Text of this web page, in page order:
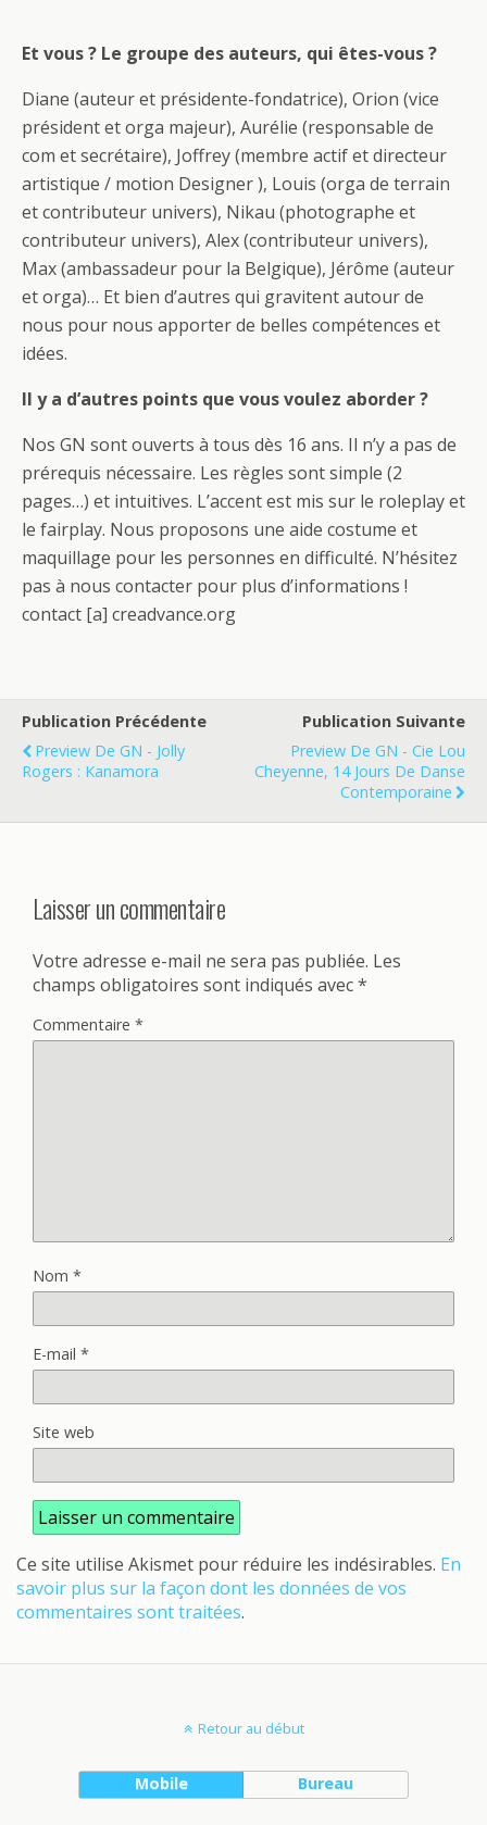
Et vous ? Le groupe des auteurs, qui êtes-vous ?
Diane (auteur et présidente-fondatrice), Orion (vice
président et orga majeur), Aurélie (responsable de
com et secrétaire), Joffrey (membre actif et directeur
artistique / motion Designer ), Louis (orga de terrain
et contributeur univers), Nikau (photographe et
contributeur univers), Alex (contributeur univers),
Max (ambassadeur pour la Belgique), Jérôme (auteur
et orga)… Et bien d’autres qui gravitent autour de
nous pour nous apporter de belles compétences et
idées.
Il y a d’autres points que vous voulez aborder ?
Nos GN sont ouverts à tous dès 16 ans. Il n’y a pas de
prérequis nécessaire. Les règles sont simple (2
pages…) et intuitives. L’accent est mis sur le roleplay et
le fairplay. Nous proposons une aide costume et
maquillage pour les personnes en difficulté. N’hésitez
pas à nous contacter pour plus d’informations !
contact [a] creadvance.org
Publication Précédente
Preview De GN - Jolly
Rogers : Kanamora
Publication Suivante
Preview De GN - Cie Lou
Cheyenne, 14 Jours De Danse
Contemporaine
Laisser un commentaire
Votre adresse e-mail ne sera pas publiée. Les
champs obligatoires sont indiqués avec*
Commentaire *
Nom *
E-mail *
Site web
Ce site utilise Akismet pour réduire les indésirables. En
savoir plus sur la façon dont les données de vos
commentaires sont traitées.
Retour au début
Mobile Bureau